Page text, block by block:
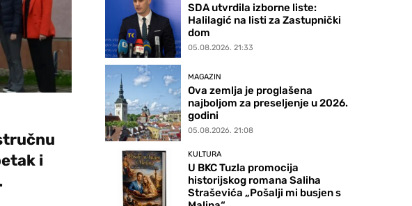
i
SDA utvrdila izborne liste:
Halilagić na listi za Zastupnički
dom
05.08.2026. 21:33
MAGAZIN
Ova zemlja je proglašena
najboljom za preseljenje u 2026.
godini
05.08.2026. 21:08
KULTURA
U BKC Tuzla promocija
historijskog romana Saliha
Straševića „Pošalji mi busjen s